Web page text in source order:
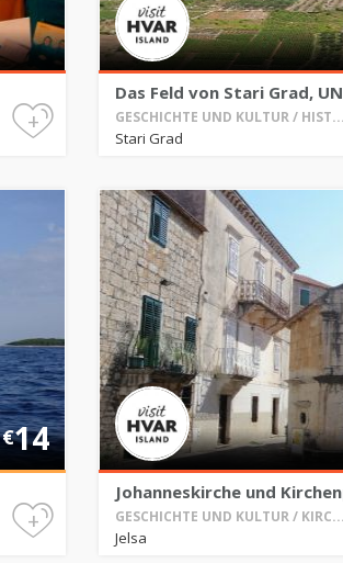
+
Das Feld von Stari Grad,
GESCHICHTE UND KULTUR / HIST...
Stari Grad
€14
+
Johanneskirche und
GESCHICHTE UND KULTUR / KIRC...
Jelsa